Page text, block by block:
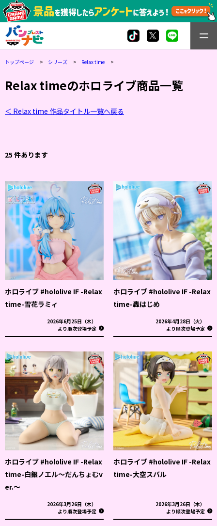
トップページ シリーズ Relax time
Relax timeのホロライブ商品一覧
＜ Relax time 作品タイトル一覧へ戻る
25 件あります
ホロライブ #hololive IF -Relax
time-雪花ラミィ
2026年6月25日（木）
より順次登場予定
ホロライブ #hololive IF -Relax
time-轟はじめ
2026年4月28日（火）
より順次登場予定
ホロライブ #hololive IF -Relax
time-白銀ノエル～だんちょむv
er.～
2026年3月26日（木）
より順次登場予定
ホロライブ #hololive IF -Relax
time-大空スバル
2026年3月26日（木）
より順次登場予定